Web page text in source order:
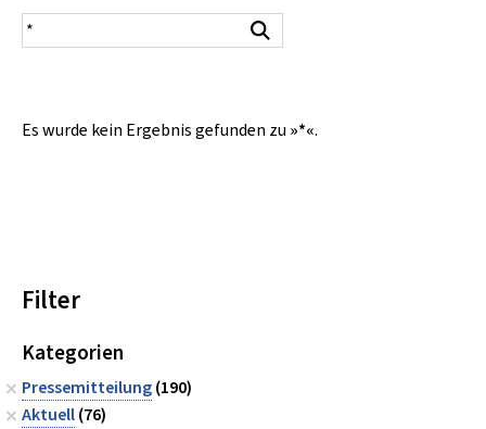
Suchergebnis
Es wurde kein Ergebnis gefunden zu »*«.
Filter
Kategorien
Pressemitteilung(190)
Aktuell(76)